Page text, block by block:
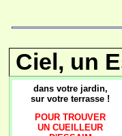
Ciel, un
dans votre jardin,
sur votre terrasse !
POUR TROUVER
UN CUEILLEUR